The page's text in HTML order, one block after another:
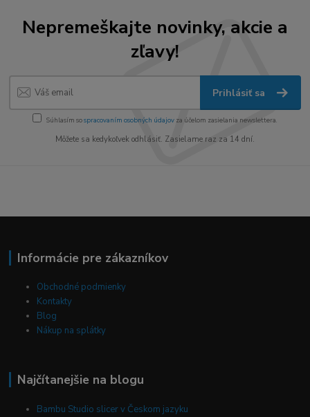
Nepremeškajte novinky, akcie a
zľavy!
Prihlásiť sa
Súhlasím sospracovaním osobných údajov za účelom zasielania newslettera.
Môžete sa kedykoľvek odhlásiť. Zasielame raz za 14 dní.
Informácie pre zákazníkov
Obchodné podmienky
Kontakty
Blog
Nákup na splátky
Najčítanejšie na blogu
Bambu Studio slicer v Českom jazyku